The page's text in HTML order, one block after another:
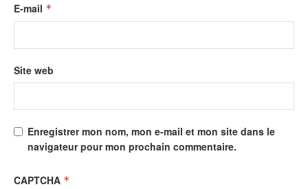
E-mail *
Site web
Enregistrer mon nom, mon e-mail et mon site dans le
navigateur pour mon prochain commentaire.
CAPTCHA *